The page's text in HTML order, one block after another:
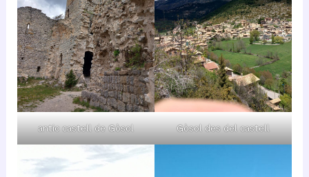
antic castell de Gòsol Gòsol des del castell